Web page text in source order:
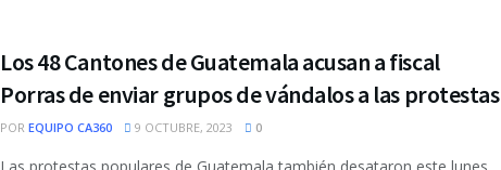
Los 48 Cantones de Guatemala acusan a fiscal
Porras de enviar grupos de vándalos a las protestas
POR EQUIPO CA360 9 OCTUBRE, 2023 0